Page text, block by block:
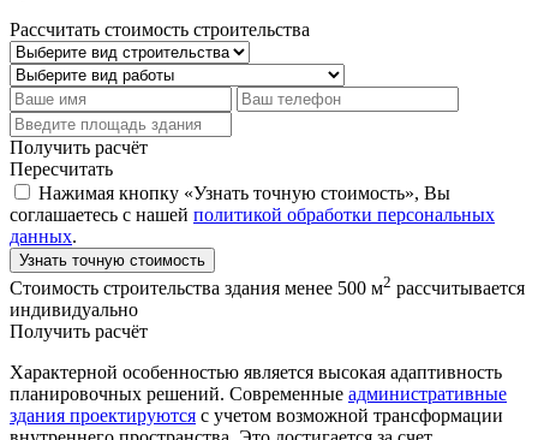
Рассчитать стоимость строительства
Получить расчёт
Пересчитать
Нажимая кнопку «Узнать точную стоимость», Вы
соглашаетесь с нашей политикой обработки персональных
данных.
Узнать точную стоимость
Стоимость строительства здания менее 500 м2 рассчитывается
индивидуально
Получить расчёт
Характерной особенностью является высокая адаптивность
планировочных решений. Современные административные
здания проектируются с учетом возможной трансформации